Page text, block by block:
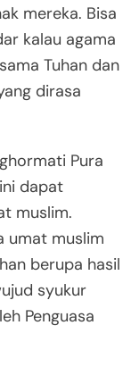
mereka. Bisa
kalau agama
Tuhan dan
dirasa
Pura
dapat
muslim.
umat muslim
berupa hasil
syukur
Penguasa